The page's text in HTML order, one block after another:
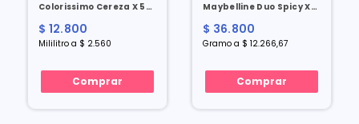
Colorissimo Cereza X 5
Ml
$ 12.800
Mililitro a $ 2.560
Comprar
Maybelline Duo Spicy X
Suave X 3 Gr
$ 36.800
Gramo a $ 12.266,67
Comprar